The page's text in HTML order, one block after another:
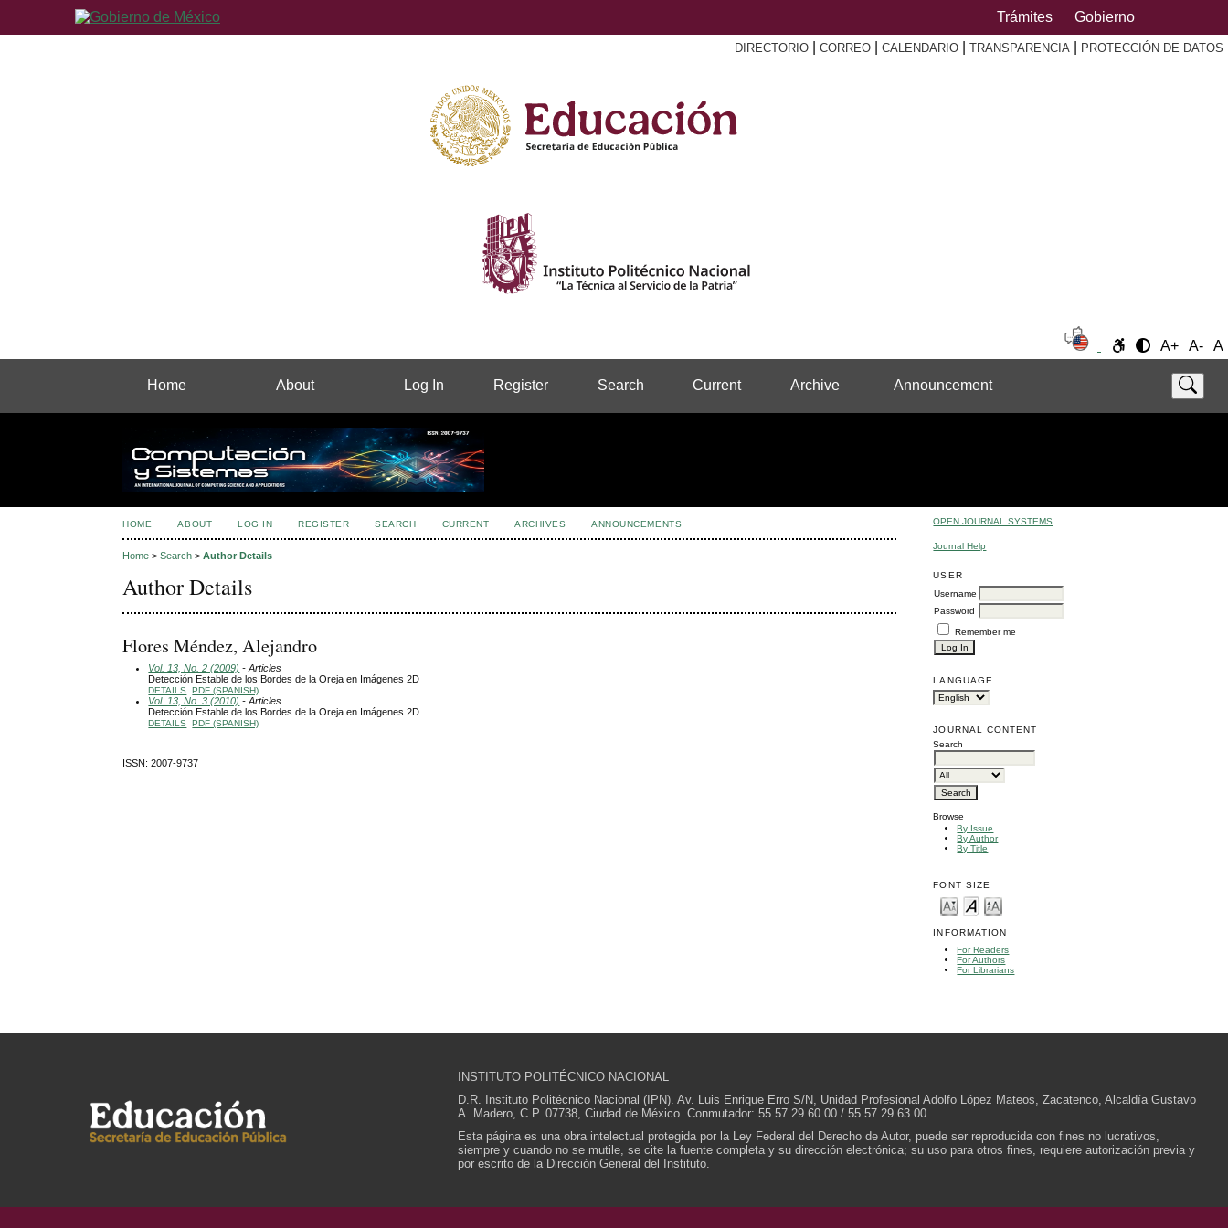
Trámites Gobierno
DIRECTORIO CORREO CALENDARIO TRANSPARENCIA PROTECCIÓN DE DATOS
A+ A- A
Home About Log In Register Search Current Archive Announcement
OPEN JOURNAL SYSTEMS
Journal Help
USER
Username
Password
Remember me
LANGUAGE
JOURNAL CONTENT
Search
Browse
By Issue
By Author
By Title
FONT SIZE
INFORMATION
For Readers
For Authors
For Librarians
HOME ABOUT LOG IN REGISTER SEARCH CURRENT ARCHIVES ANNOUNCEMENTS
Home >Search >Author Details
Author Details
Flores Méndez, Alejandro
Vol. 13, No. 2 (2009) - Articles
Detección Estable de los Bordes de la Oreja en Imágenes 2D
DETAILS PDF (SPANISH)
Vol. 13, No. 3 (2010) - Articles
Detección Estable de los Bordes de la Oreja en Imágenes 2D
DETAILS PDF (SPANISH)
ISSN: 2007-9737
INSTITUTO POLITÉCNICO NACIONAL
D.R. Instituto Politécnico Nacional (IPN). Av. Luis Enrique Erro S/N, Unidad Profesional Adolfo López Mateos, Zacatenco, Alcaldía Gustavo
A. Madero, C.P. 07738, Ciudad de México. Conmutador: 55 57 29 60 00 / 55 57 29 63 00.
Esta página es una obra intelectual protegida por la Ley Federal del Derecho de Autor, puede ser reproducida con fines no lucrativos,
siempre y cuando no se mutile, se cite la fuente completa y su dirección electrónica; su uso para otros fines, requiere autorización previa y
por escrito de la Dirección General del Instituto.